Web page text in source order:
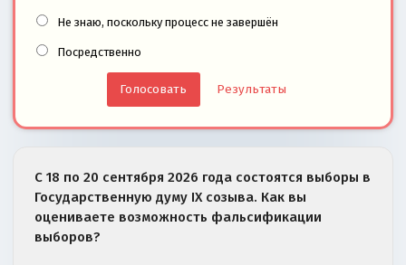
Не знаю, поскольку процесс не завершён
Посредственно
Результаты
С 18 по 20 сентября 2026 года состоятся выборы в
Государственную думу IX созыва. Как вы
оцениваете возможность фальсификации
выборов?